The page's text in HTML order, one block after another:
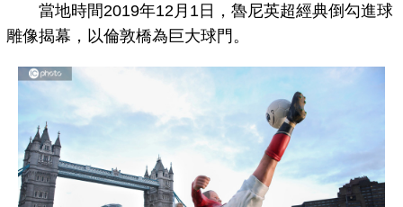
當地時間2019年12月1日，魯尼英超經典倒勾進球
雕像揭幕，以倫敦橋為巨大球門。